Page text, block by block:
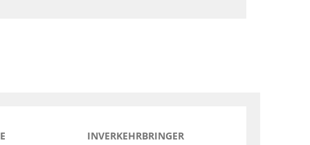
INVERKEHRBRINGER